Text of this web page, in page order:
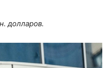
долларов.